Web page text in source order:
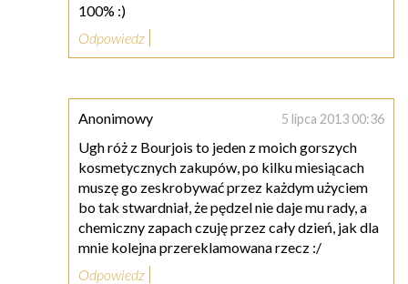
100% :)
Odpowiedz
Anonimowy 5 lipca 2013 00:36
Ugh róż z Bourjois to jeden z moich gorszych
kosmetycznych zakupów, po kilku miesiącach
muszę go zeskrobywać przez każdym użyciem
bo tak stwardniał, że pędzel nie daje mu rady, a
chemiczny zapach czuję przez cały dzień, jak dla
mnie kolejna przereklamowana rzecz :/
Odpowiedz